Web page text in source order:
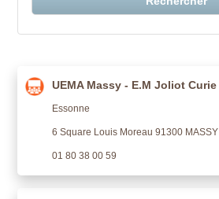
UEMA Massy - E.M Joliot Curie
Essonne
6 Square Louis Moreau 91300 MASSY
01 80 38 00 59